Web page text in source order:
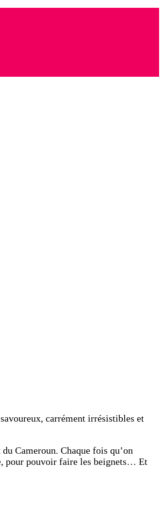
carrément irrésistibles et
Cameroun. Chaque fois qu’on
pour pouvoir faire les beignets… Et